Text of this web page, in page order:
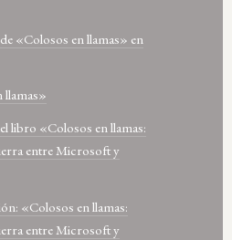
«Colosos en llamas» en
llamas»
libro «Colosos en llamas:
entre Microsoft y
«Colosos en llamas:
entre Microsoft y